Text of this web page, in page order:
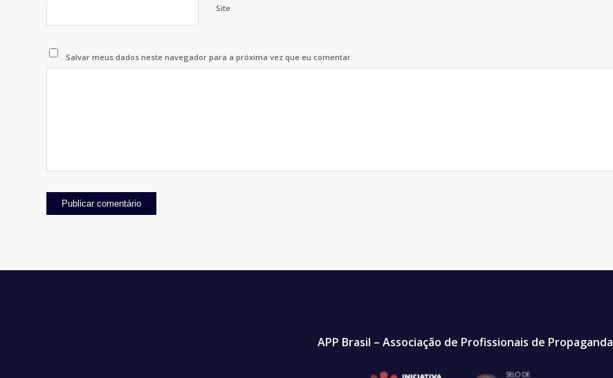
Site
Salvar meus dados neste navegador para a próxima vez que eu comentar.
APP Brasil – Associação de Profissionais de Propaganda